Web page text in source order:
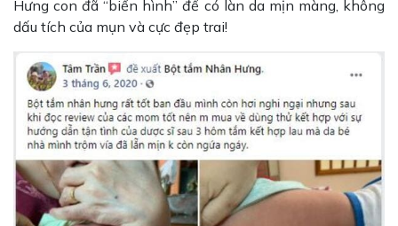
Hưng con đã “biến hình” để có làn da mịn màng, không
dấu tích của mụn và cực đẹp trai!